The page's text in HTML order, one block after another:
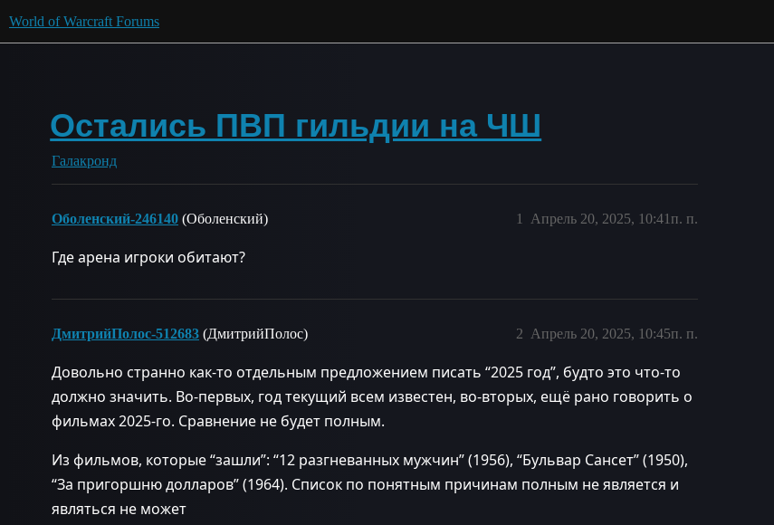
World of Warcraft Forums
Остались ПВП гильдии на ЧШ
Галакронд
Оболенский-246140 (Оболенский) Апрель 20, 2025, 10:41п. п.
1
Где арена игроки обитают?
ДмитрийПолос-512683 (ДмитрийПолос) Апрель 20, 2025, 10:45п. п.
2
Довольно странно как-то отдельным предложением писать “2025 год”, будто это что-то
должно значить. Во-первых, год текущий всем известен, во-вторых, ещё рано говорить о
фильмах 2025-го. Сравнение не будет полным.
Из фильмов, которые “зашли”: “12 разгневанных мужчин” (1956), “Бульвар Сансет” (1950),
“За пригоршню долларов” (1964). Список по понятным причинам полным не является и
являться не может